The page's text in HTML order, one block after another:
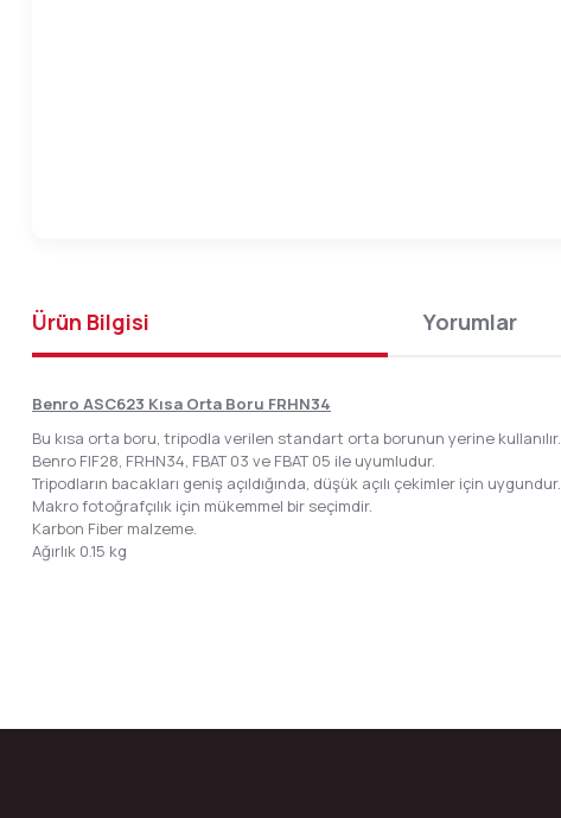
Ürün Bilgisi Yorumlar
Benro ASC623 Kısa Orta Boru FRHN34
Bu kısa orta boru, tripodla verilen standart orta borunun yerine kullanılır.
Benro FIF28, FRHN34, FBAT 03 ve FBAT 05 ile uyumludur.
Tripodların bacakları geniş açıldığında, düşük açılı çekimler için uygundur.
Makro fotoğrafçılık için mükemmel bir seçimdir.
Karbon Fiber malzeme.
Ağırlık 0.15 kg